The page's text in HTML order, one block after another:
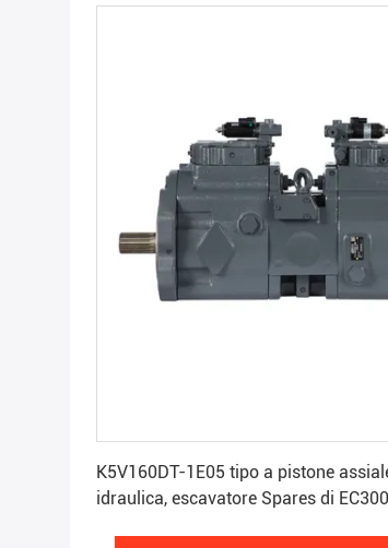
K5V160DT-1E05 tipo a pistone
idraulica, escavatore Spares di